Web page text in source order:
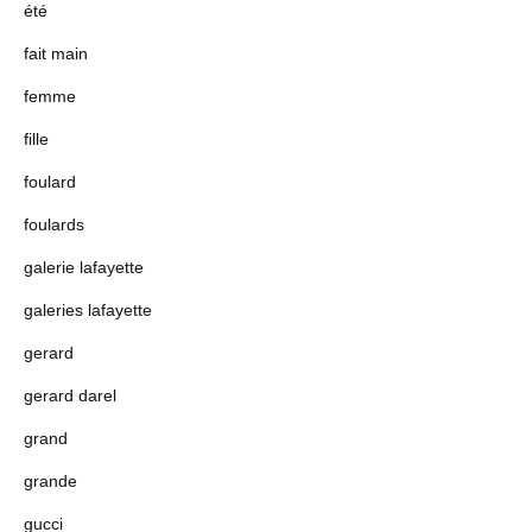
été
fait main
femme
fille
foulard
foulards
galerie lafayette
galeries lafayette
gerard
gerard darel
grand
grande
gucci